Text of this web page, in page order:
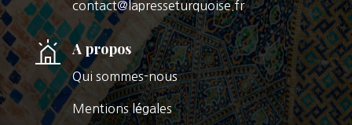
contact@lapresseturquoise.fr
A propos
Qui sommes-nous
Mentions légales